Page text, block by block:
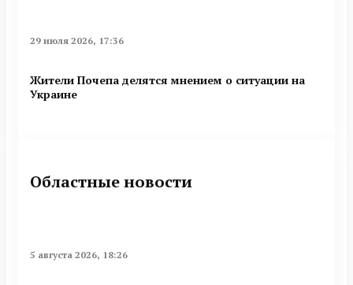
29 июля 2026, 17:36
Жители Почепа делятся мнением о ситуации на
Украине
Областные новости
5 августа 2026, 18:26